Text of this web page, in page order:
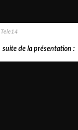
Tele14
suite de la présentation :